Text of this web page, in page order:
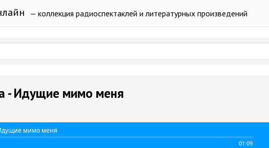
— коллекция радиоспектаклей и литературных произведений
- Идущие мимо меня
мимо меня
01:09